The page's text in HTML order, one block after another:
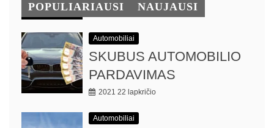
POPULIARIAUSI NAUJAUSI
Automobiliai
SKUBUS AUTOMOBILIO
PARDAVIMAS
2021 22 lapkričio
Automobiliai